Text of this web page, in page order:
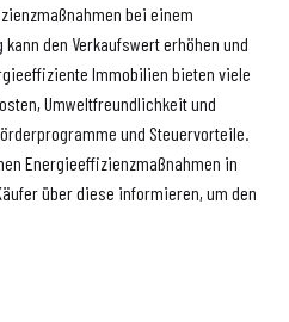
bei einem
den Verkaufswert erhöhen und
Immobilien bieten viele
Umweltfreundlichkeit und
und Steuervorteile.
Energieeffizienzmaßnahmen in
über diese informieren, um den